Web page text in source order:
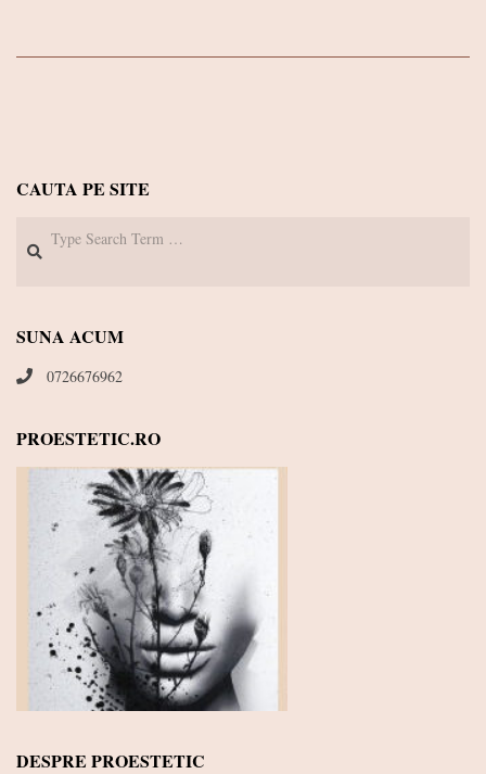
CAUTA PE SITE
SUNA ACUM
0726676962
PROESTETIC.RO
DESPRE PROESTETIC